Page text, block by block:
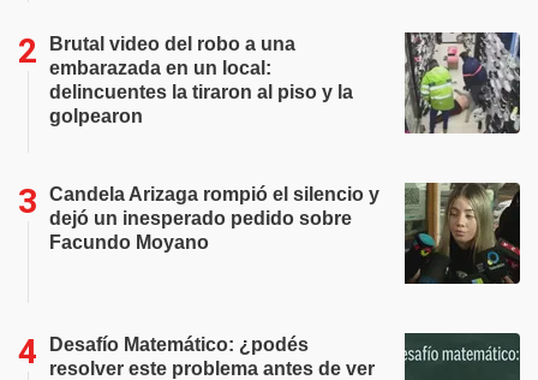
Brutal video del robo a una
embarazada en un local:
delincuentes la tiraron al piso y la
golpearon
Candela Arizaga rompió el silencio y
dejó un inesperado pedido sobre
Facundo Moyano
Desafío Matemático: ¿podés
resolver este problema antes de ver